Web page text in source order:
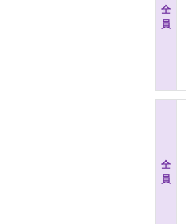
全
員
全
員